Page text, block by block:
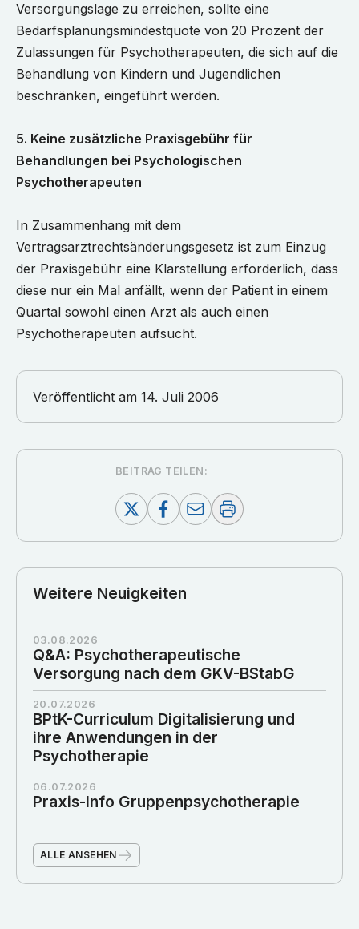
Versorgungslage zu erreichen, sollte eine
Bedarfsplanungsmindestquote von 20 Prozent der
Zulassungen für Psychotherapeuten, die sich auf die
Behandlung von Kindern und Jugendlichen
beschränken, eingeführt werden.
5. Keine zusätzliche Praxisgebühr für
Behandlungen bei Psychologischen
Psychotherapeuten
In Zusammenhang mit dem
Vertragsarztrechtsänderungsgesetz ist zum Einzug
der Praxisgebühr eine Klarstellung erforderlich, dass
diese nur ein Mal anfällt, wenn der Patient in einem
Quartal sowohl einen Arzt als auch einen
Psychotherapeuten aufsucht.
Veröffentlicht am 14. Juli 2006
BEITRAG TEILEN:
Weitere Neuigkeiten
03.08.2026
Q&A: Psychotherapeutische
Versorgung nach dem GKV-BStabG
20.07.2026
BPtK-Curriculum Digitalisierung und
ihre Anwendungen in der
Psychotherapie
06.07.2026
Praxis-Info Gruppenpsychotherapie
ALLE ANSEHEN